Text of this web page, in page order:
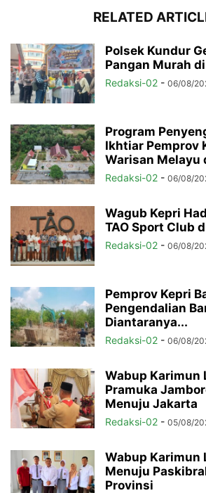
RELATED
Polsek Kundur
Pangan Murah
Redaksi-02 - 06/08/
Program
Ikhtiar Pemprov
Warisan Melayu
Redaksi-02 - 06/08/
Wagub Kepri
TAO Sport Club
Redaksi-02 - 06/08/
Pemprov Kepri
Pengendalian
Diantaranya...
Redaksi-02 - 06/08/
Wabup Karimun
Pramuka
Menuju Jakarta
Redaksi-02 - 05/08/
Wabup Karimun
Menuju
Provinsi